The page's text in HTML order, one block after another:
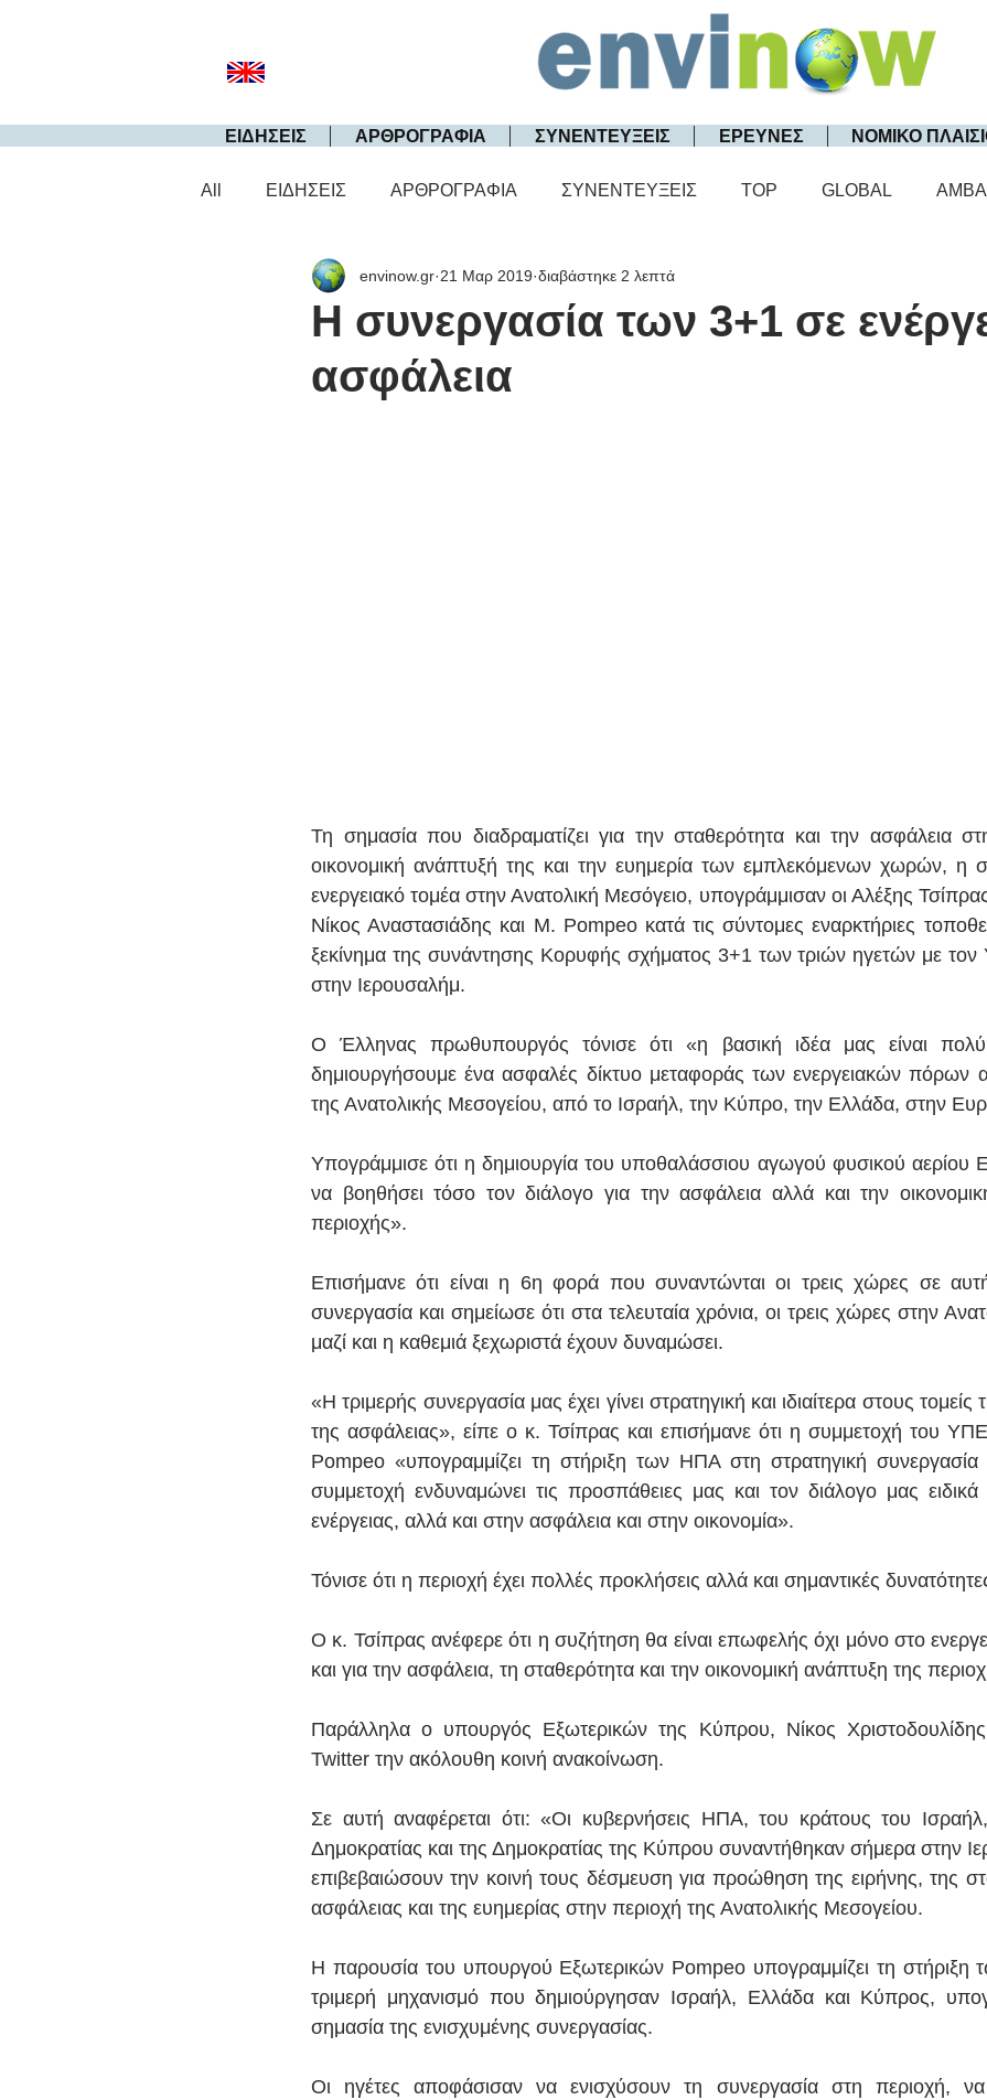
ΕΙΔΗΣΕΙΣ ΑΡΘΡΟΓΡΑΦΙΑ ΣΥΝΕΝΤΕΥΞΕΙΣ ΕΡΕΥΝΕΣ ΝΟΜΙΚΟ
All ΕΙΔΗΣΕΙΣ ΑΡΘΡΟΓΡΑΦΙΑ ΣΥΝΕΝΤΕΥΞΕΙΣ TOP GLOBAL
H συνεργασία των 3+1 σε
ασφάλεια
envinow.gr 21 Μαρ 2019 διαβάστηκε 2 λεπτά
Τη σημασία που διαδραματίζει για την σταθερότητα και την ασφάλεια
οικονομική ανάπτυξή της και την ευημερία των εμπλεκόμενων χωρών, η
ενεργειακό τομέα στην Ανατολική Μεσόγειο, υπογράμμισαν οι Αλέξης
Νίκος Αναστασιάδης και M. Pompeo κατά τις σύντομες εναρκτήριες
ξεκίνημα της συνάντησης Κορυφής σχήματος 3+1 των τριών ηγετών με
στην Ιερουσαλήμ.
Ο Έλληνας πρωθυπουργός τόνισε ότι «η βασική ιδέα μας είναι
δημιουργήσουμε ένα ασφαλές δίκτυο μεταφοράς των ενεργειακών πόρων
της Ανατολικής Μεσογείου, από το Ισραήλ, την Κύπρο, την Ελλάδα, στην
Υπογράμμισε ότι η δημιουργία του υποθαλάσσιου αγωγού φυσικού αερίου
να βοηθήσει τόσο τον διάλογο για την ασφάλεια αλλά και την
περιοχής».
Επισήμανε ότι είναι η 6η φορά που συναντώνται οι τρεις χώρες σε
συνεργασία και σημείωσε ότι στα τελευταία χρόνια, οι τρεις χώρες στην
μαζί και η καθεμιά ξεχωριστά έχουν δυναμώσει.
«Η τριμερής συνεργασία μας έχει γίνει στρατηγική και ιδιαίτερα στους τομείς
της ασφάλειας», είπε ο κ. Τσίπρας και επισήμανε ότι η συμμετοχή του
Pompeo «υπογραμμίζει τη στήριξη των ΗΠΑ στη στρατηγική
συμμετοχή ενδυναμώνει τις προσπάθειες μας και τον διάλογο μας
ενέργειας, αλλά και στην ασφάλεια και στην οικονομία».
Τόνισε ότι η περιοχή έχει πολλές προκλήσεις αλλά και σημαντικές
Ο κ. Τσίπρας ανέφερε ότι η συζήτηση θα είναι επωφελής όχι μόνο στο
και για την ασφάλεια, τη σταθερότητα και την οικονομική ανάπτυξη της
Παράλληλα ο υπουργός Εξωτερικών της Κύπρου, Νίκος
Twitter την ακόλουθη κοινή ανακοίνωση.
Σε αυτή αναφέρεται ότι: «Οι κυβερνήσεις ΗΠΑ, του κράτους του
Δημοκρατίας και της Δημοκρατίας της Κύπρου συναντήθηκαν σήμερα στην
επιβεβαιώσουν την κοινή τους δέσμευση για προώθηση της ειρήνης, της
ασφάλειας και της ευημερίας στην περιοχή της Ανατολικής Μεσογείου.
Η παρουσία του υπουργού Εξωτερικών Pompeo υπογραμμίζει τη στήριξη
τριμερή μηχανισμό που δημιούργησαν Ισραήλ, Ελλάδα και Κύπρος,
σημασία της ενισχυμένης συνεργασίας.
Οι ηγέτες αποφάσισαν να ενισχύσουν τη συνεργασία στη περιοχή, να